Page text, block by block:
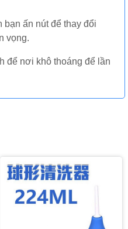
bạn ấn nút để thay đổi
vọng.
để nơi khô thoáng để lần